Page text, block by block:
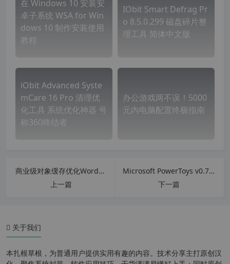
在 Windows 10 安装安
卓子系统 WSA for Win
dows 10 制作安装使用
教程
IObit Smart Defrag Pr
o 8.5.0.299 磁盘碎片整
理工具 简体中文版
iObit Advanced Syste
mCare 16 Pro 清理优
化工具 系统优化神器 号
称360终结者
办公游戏两不误！5000
元内电脑配置终极指南
商业级对象缓存优化WordPress插件 Redis Object Cache Pro v1.16.3 对象缓存专业汉化版
上一篇
Microsoft PowerToys v0.70.1 微软Windows工具合集 系统增强工具
下一篇
关于我们
本扎根草根，为普通用户提供实用有趣的内容。技术分享主打原创汉